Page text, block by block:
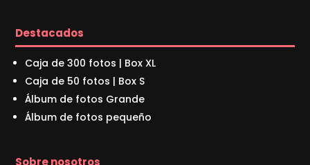
Destacados
Caja de 300 fotos | Box XL
Caja de 50 fotos | Box S
Álbum de fotos Grande
Álbum de fotos pequeño
Sobre nosotros